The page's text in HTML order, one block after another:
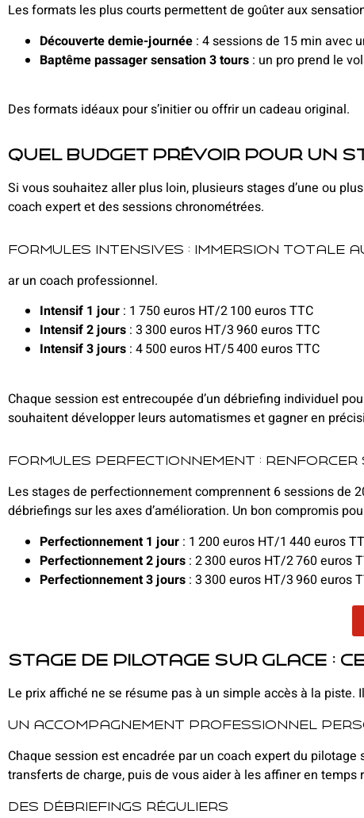
Les formats les plus courts permettent de goûter aux
Découverte demie-journée : 4 sessions de 15 min avec
Baptême passager sensation 3 tours : un pro prend le
Des formats idéaux pour s’initier ou offrir un cadeau original.
Quel budget prévoir pour un
Si vous souhaitez aller plus loin, plusieurs stages d’une ou
coach expert et des sessions chronométrées.
Formules intensives : immersion totale
ar un coach professionnel.
Intensif 1 jour : 1 750 euros HT/2 100 euros TTC
Intensif 2 jours : 3 300 euros HT/3 960 euros TTC
Intensif 3 jours : 4 500 euros HT/5 400 euros TTC
Chaque session est entrecoupée d’un débriefing individuel
souhaitent développer leurs automatismes et gagner en
Formules perfectionnement : renforcer
Les stages de perfectionnement comprennent 6 sessions de
débriefings sur les axes d’amélioration. Un bon compromis
Perfectionnement 1 jour : 1 200 euros HT/1 440 euros
Perfectionnement 2 jours : 2 300 euros HT/2 760 euros
Perfectionnement 3 jours : 3 300 euros HT/3 960 euros
Stage de pilotage sur glace :
Le prix affiché ne se résume pas à un simple accès à la piste.
Un accompagnement professionnel
Chaque session est encadrée par un coach expert du
transferts de charge, puis de vous aider à les affiner en temps
Des débriefings réguliers